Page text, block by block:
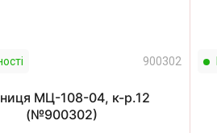
900302
МЦ-108-04, к-р.12
(№900302)